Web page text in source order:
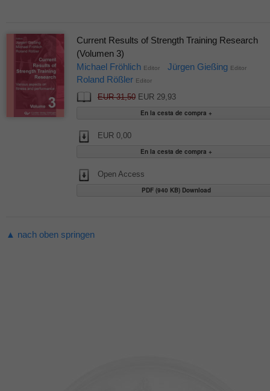
Current Results of Strength Training Research
(Volumen 3)
Michael Fröhlich Editor Jürgen Gießing Editor
Roland Rößler Editor
EUR 31,50EUR 29,93
EUR 0,00
Open Access
PDF (940 KB) Download
▲ nach oben springen